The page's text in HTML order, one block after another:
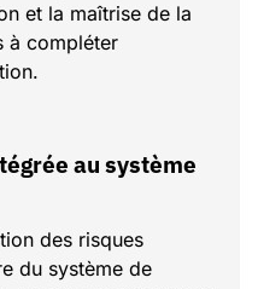
et la maîtrise de la
à compléter
des risques
du système de